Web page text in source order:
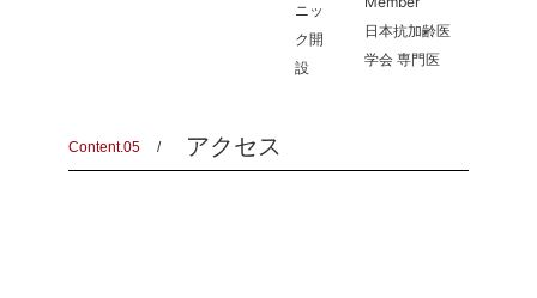
ニッ
ク開
設
日本抗加齢医
学会 専門医
Content.05 アクセス